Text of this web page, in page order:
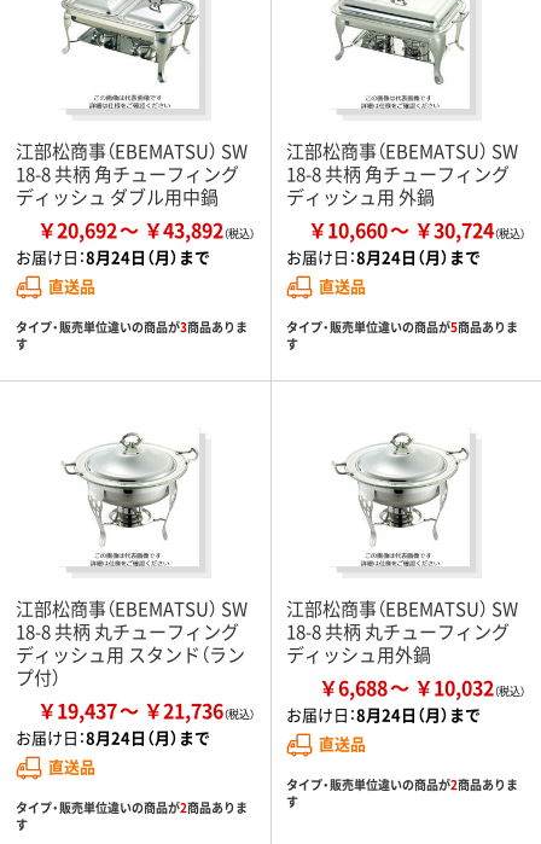
江部松商事（EBEMATSU） SW
18-8 共柄 角チューフィング
ディッシュ ダブル用中鍋
￥20,692 ￥43,892
お届け日：8月24日（月）まで
直送品
タイプ・販売単位違いの商品が3商品ありま
す
江部松商事（EBEMATSU） SW
18-8 共柄 角チューフィング
ディッシュ用 外鍋
￥10,660 ￥30,724
お届け日：8月24日（月）まで
直送品
タイプ・販売単位違いの商品が5商品ありま
す
江部松商事（EBEMATSU） SW
18-8 共柄 丸チューフィング
ディッシュ用 スタンド（ラン
プ付）
￥19,437 ￥21,736
お届け日：8月24日（月）まで
直送品
タイプ・販売単位違いの商品が2商品ありま
す
江部松商事（EBEMATSU） SW
18-8 共柄 丸チューフィング
ディッシュ用外鍋
￥6,688 ￥10,032
お届け日：8月24日（月）まで
直送品
タイプ・販売単位違いの商品が2商品ありま
す